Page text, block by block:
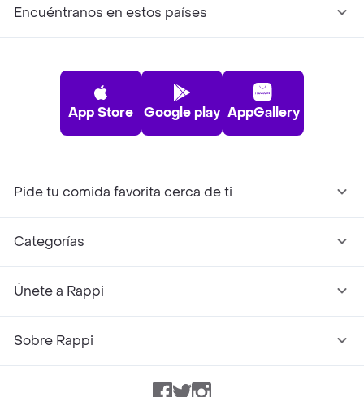
Encuéntranos en estos países
App Store Google play AppGallery
Pide tu comida favorita cerca de ti
Categorías
Únete a Rappi
Sobre Rappi
Facebook
TwitterInstagram